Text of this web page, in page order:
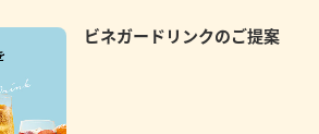
ビネガードリンクのご提案